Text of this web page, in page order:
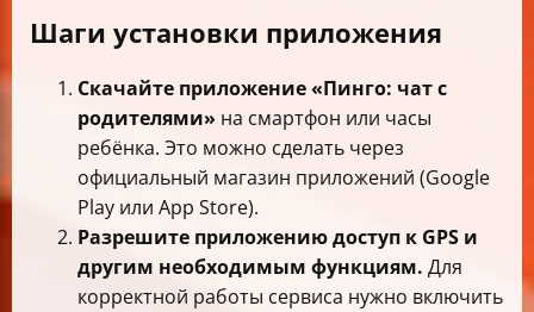
Шаги установки приложения
Скачайте приложение «Пинго: чат с
родителями» на смартфон или часы
ребёнка. Это можно сделать через
официальный магазин приложений (Google
Play или App Store).
Разрешите приложению доступ к GPS и
другим необходимым функциям. Для
корректной работы сервиса нужно включить